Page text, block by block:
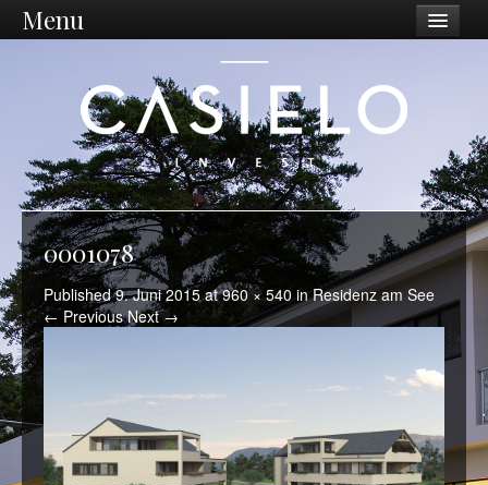
Menu
Philosophie
Vision / Mission
Dienstleistungen
Unternehmen
Standort Ostschweiz
Was wir tun
Projektentwicklung
0001078
Published9. Juni 2015at960 × 540inResidenz am See
← Previous Next →